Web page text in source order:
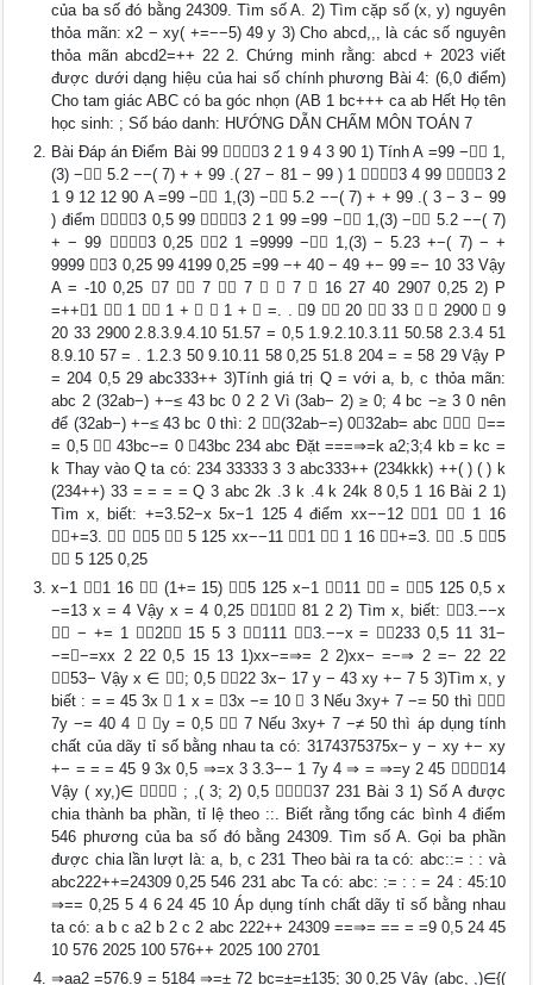
của ba số đó bằng 24309. Tìm số A. 2) Tìm cặp số (x, y) nguyên
thỏa mãn: x2 − xy( +=−−5) 49 y 3) Cho abcd,,, là các số nguyên
thỏa mãn abcd2=++ 22 2. Chứng minh rằng: abcd + 2023 viết
được dưới dạng hiệu của hai số chính phương Bài 4: (6,0 điểm)
Cho tam giác ABC có ba góc nhọn (AB 1 bc+++ ca ab Hết Họ tên
học sinh: ; Số báo danh: HƯỚNG DẪN CHẤM MÔN TOÁN 7
Bài Đáp án Điểm Bài 99 3 2 1 9 4 3 90 1) Tính A =99 − 1,
(3) − 5.2 −−( 7) + + 99 .( 27 − 81 − 99 ) 1 3 4 99 3 2
1 9 12 12 90 A =99 − 1,(3) − 5.2 −−( 7) + + 99 .( 3 − 3 − 99
) điểm 3 0,5 99 3 2 1 99 =99 − 1,(3) − 5.2 −−( 7)
+ − 99 3 0,25 2 1 =9999 − 1,(3) − 5.23 +−( 7) − +
9999 3 0,25 99 4199 0,25 =99 −+ 40 − 49 +− 99 =− 10 33 Vậy
A = -10 0,25 7  7  7   7  16 27 40 2907 0,25 2) P
=++1  1  1 +   1 +  =. . 9  20  33   2900  9
20 33 2900 2.8.3.9.4.10 51.57 = 0,5 1.9.2.10.3.11 50.58 2.3.4 51
8.9.10 57 = . 1.2.3 50 9.10.11 58 0,25 51.8 204 = = 58 29 Vậy P
= 204 0,5 29 abc333++ 3)Tính giá trị Q = với a, b, c thỏa mãn:
abc 2 (32ab−) +−≤ 43 bc 0 2 2 Vì (3ab− 2) ≥ 0; 4 bc −≥ 3 0 nên
để (32ab−) +−≤ 43 bc 0 thì: 2 (32ab−=) 032ab= abc ⇒ ⇒==
= 0,5  43bc−= 0 43bc 234 abc Đặt ===⇒=k a2;3;4 kb = kc =
k Thay vào Q ta có: 234 33333 3 3 abc333++ (234kkk) ++( ) ( ) k
(234++) 33 = = = = Q 3 abc 2k .3 k .4 k 24k 8 0,5 1 16 Bài 2 1)
Tìm x, biết: +=3.52−x 5x−1 125 4 điểm xx−−12 1  1 16
+=3.  5  5 125 xx−−11 1  1 16 +=3.  .5 5
 5 125 0,25
x−1 1 16  (1+= 15) 5 125 x−1 11  = 5 125 0,5 x
−=13 x = 4 Vậy x = 4 0,25 1 81 2 2) Tìm x, biết: 3.−−x
 − += 1 2 15 5 3 111 3.−−x = 233 0,5 11 31−
−=⇒−=xx 2 22 0,5 15 13 1)xx−=⇒= 2 2)xx− =−⇒ 2 =− 22 22
53− Vậy x ∈ ; 0,5 22 3x− 17 y − 43 xy +− 7 5 3)Tìm x, y
biết : = = 45 3x  1 x = 3x −= 10  3 Nếu 3xy+ 7 −= 50 thì ⇒
7y −= 40 4  y = 0,5  7 Nếu 3xy+ 7 −≠ 50 thì áp dụng tính
chất của dãy tỉ số bằng nhau ta có: 3174375375x− y − xy +− xy
+− = = = 45 9 3x 0,5 ⇒=x 3 3.3−− 1 7y 4 ⇒ = ⇒=y 2 45 14
Vậy ( xy,)∈  ; ,( 3; 2) 0,5 37 231 Bài 3 1) Số A được
chia thành ba phần, tỉ lệ theo ::. Biết rằng tổng các bình 4 điểm
546 phương của ba số đó bằng 24309. Tìm số A. Gọi ba phần
được chia lần lượt là: a, b, c 231 Theo bài ra ta có: abc::= : : và
abc222++=24309 0,25 546 231 abc Ta có: abc: := : : = 24 : 45:10
⇒== 0,25 5 4 6 24 45 10 Áp dụng tính chất dãy tỉ số bằng nhau
ta có: a b c a2 b 2 c 2 abc 222++ 24309 ==⇒= == = =9 0,5 24 45
10 576 2025 100 576++ 2025 100 2701
⇒aa2 =576.9 = 5184 ⇒=± 72 bc=±=±135; 30 0,25 Vậy (abc, ,)∈{(